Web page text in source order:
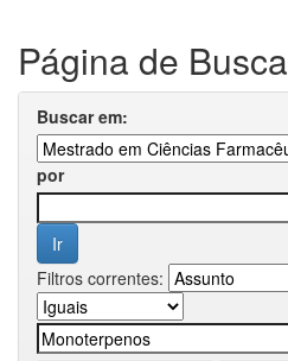
Página de Busca
Buscar em:
por
Filtros correntes: